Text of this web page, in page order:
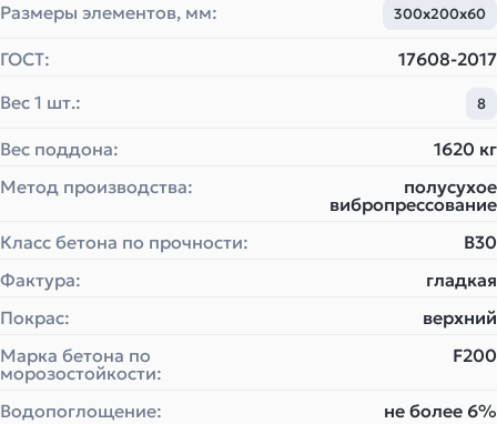
Размеры элементов, мм:
300х200х60
ГОСТ:
17608-2017
Вес 1 шт.:
8
Вес поддона:
1620 кг
Метод производства:
полусухое
вибропрессование
Класс бетона по прочности:
B30
Фактура:
гладкая
Покрас:
верхний
Марка бетона по
морозостойкости:
F200
Водопоглощение:
не более 6%